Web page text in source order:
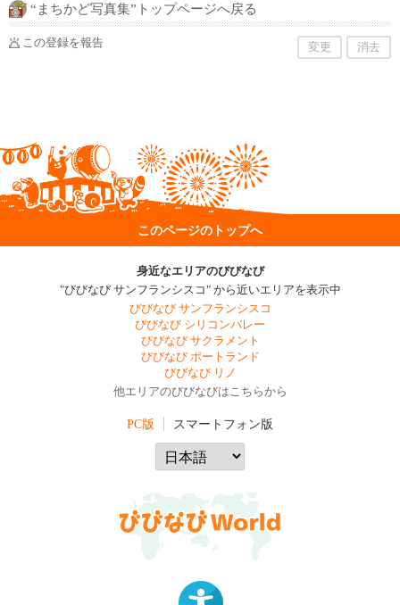
“まちかど写真集”トップページへ戻る
この登録を報告 変更 消去
このページのトップへ
身近なエリアのびびなび
"びびなび サンフランシスコ" から近いエリアを表示中
びびなび サンフランシスコ
びびなび シリコンバレー
びびなび サクラメント
びびなび ポートランド
びびなび リノ
他エリアのびびなびはこちらから
PC版 スマートフォン版